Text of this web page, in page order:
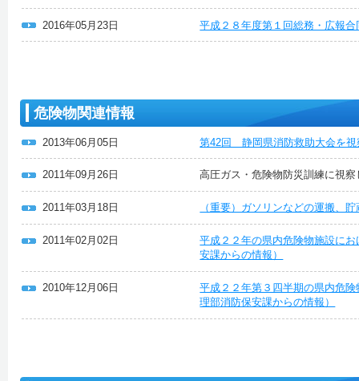
2016年05月23日 平成２８年度第１回総務・広報
危険物関連情報
2013年06月05日 第42回 静岡県消防救助大会を視
2011年09月26日 高圧ガス・危険物防災訓練に視察
2011年03月18日 （重要）ガソリンなどの運搬、
2011年02月02日
平成２２年の県内危険物施設に
安課からの情報）
2010年12月06日
平成２２年第３四半期の県内危
理部消防保安課からの情報）